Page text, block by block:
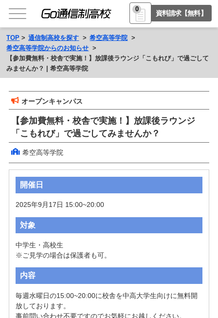
0
資料請求【無料】
TOP 通信制高校を探す
希空高等学院
希空高等学院からのお知らせ
【参加費無料・校舎で実施！】放課後ラウンジ「こもれび」で過ごして
みませんか？ | 希空高等学院
オープンキャンパス
【参加費無料・校舎で実施！】放課後ラウンジ
「こもれび」で過ごしてみませんか？
希空高等学院
開催日
2025年9月17日 15:00~20:00
対象
中学生・高校生
※ご見学の場合は保護者も可。
内容
毎週水曜日の15:00~20:00に校舎を中高大学生向けに無料開
放しております。
事前問い合わせ不要ですのでお気軽にお越しください。